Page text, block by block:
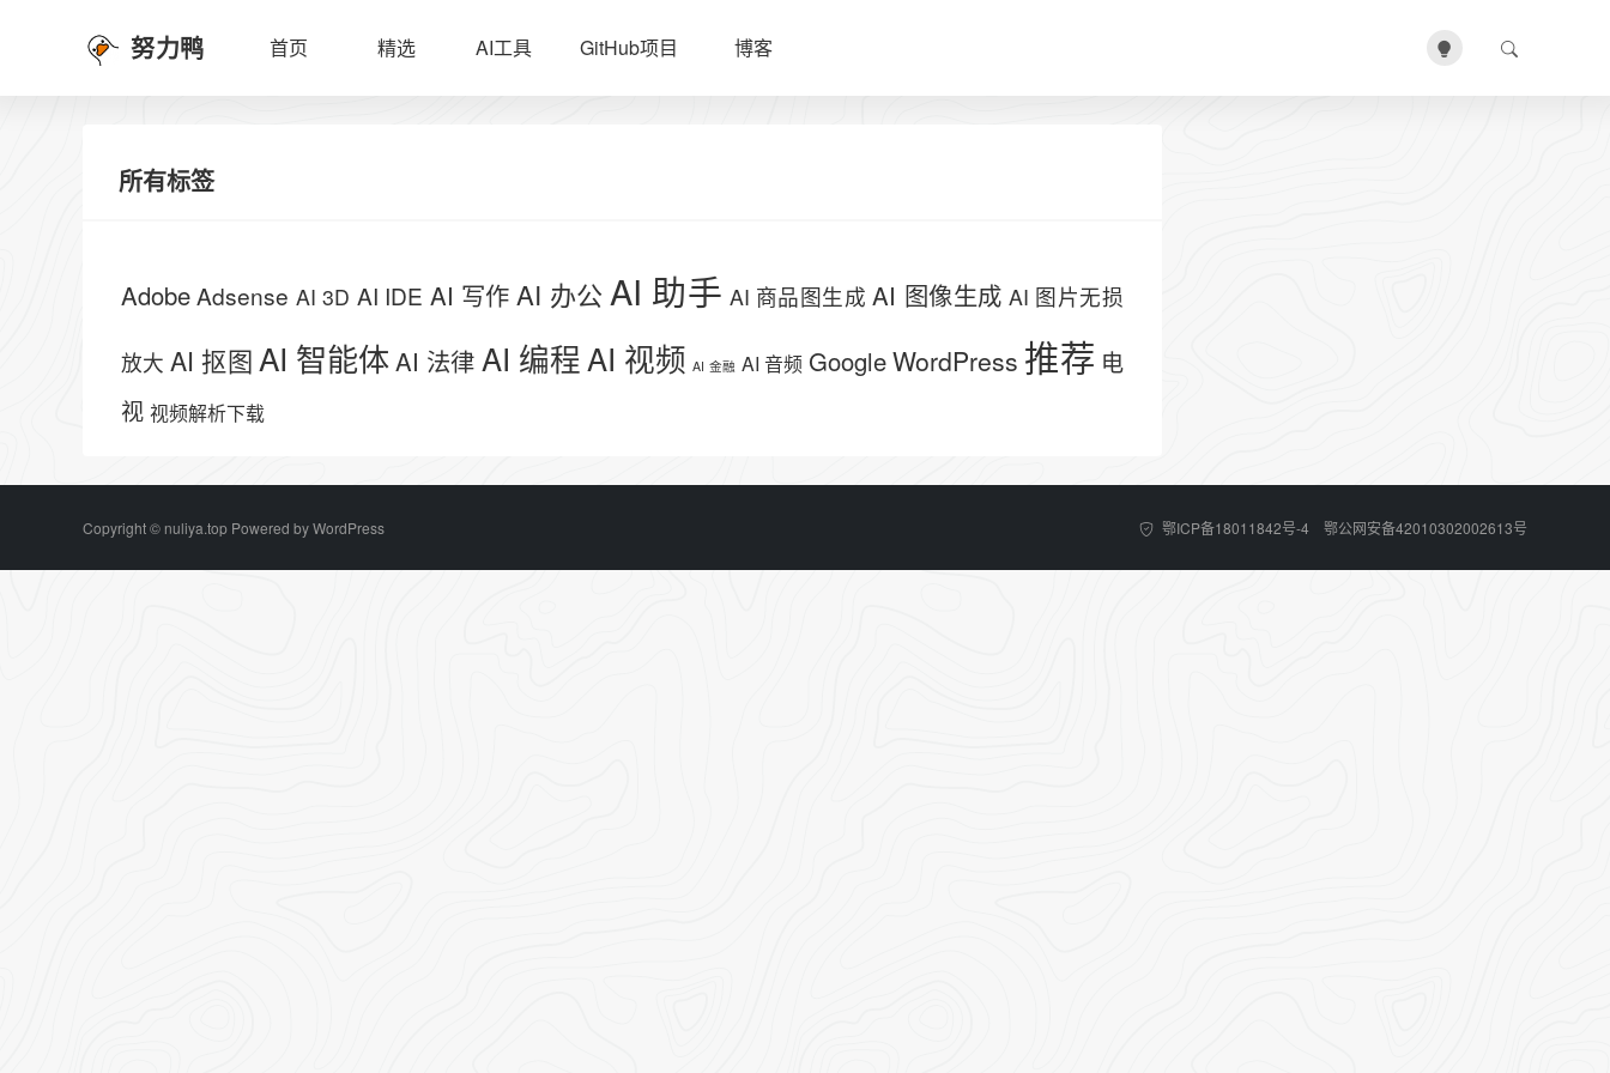
努力鸭 首页 精选 AI工具 GitHub项目 博客
所有标签
Adobe Adsense AI 3D AI IDE AI 写作 AI 办公 AI 助手 AI 商品图生成 AI 图像生成 AI 图片无损
放大 AI 抠图 AI 智能体 AI 法律 AI 编程 AI 视频 AI 金融 AI 音频 GoogleWordPress 推荐 电
视 视频解析下载
Copyright © nuliya.top Powered byWordPress 鄂ICP备18011842号-4 鄂公网安备42010302002613号